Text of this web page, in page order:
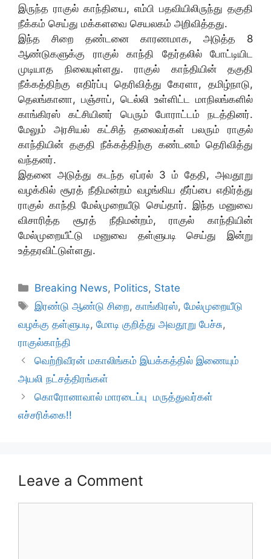
இருந்த ராகுல் காந்தியை, எம்பி பதவியிலிருந்து தகுதி
நீக்கம் செய்து மக்களவை செயலகம் அறிவித்தது.
இந்த சிறை தண்டனை காரணமாக, அடுத்த 8
ஆண்டுகளுக்கு ராகுல் காந்தி தேர்தலில் போட்டியிட
முடியாத நிலையுள்ளது. ராகுல் காந்தியின் தகுதி
நீக்கத்திற்கு எதிர்ப்பு தெரிவித்து கேரளா, தமிழ்நாடு,
தெலங்கானா, பஞ்சாப், டெல்லி உள்ளிட்ட மாநிலங்களில்
காங்கிரஸ் கட்சியினர் பெரும் போராட்டம் நடத்தினர்.
மேலும் அரசியல் கட்சித் தலைவர்கள் பலரும் ராகுல்
காந்தியின் தகுதி நீக்கத்திற்கு கண்டனம் தெரிவித்து
வந்தனர்.
இதனை அடுத்து கடந்த ஏப்ரல் 3 ம் தேதி, அவதூறு
வழக்கில் சூரத் நீதிமன்றம் வழங்கிய தீர்ப்பை எதிர்த்து
ராகுல் காந்தி மேல்முறையீடு செய்தார். இந்த மனுவை
விசாரித்த சூரத் நீதிமன்றம், ராகுல் காந்தியின்
மேல்முறையீட்டு மனுவை தள்ளுபடி செய்து இன்று
உத்தரவிட்டுள்ளது.
Categories
Breaking News, Politics, State
Tags
இரண்டு ஆண்டு சிறை,காங்கிரஸ்,மேல்முறையீடு
வழக்கு தள்ளுபடி , மோடி குறித்து அவதூறு பேச்சு,
ராகுல்காந்தி
வெற்றிவீரன் மகாலிங்கம் இயக்கத்தில் இணையும்
அயலி நட்சத்திரங்கள்
கொரோனாவால் மாரடைப்பு மருத்துவர்கள்
எச்சரிக்கை!!
Leave a Comment